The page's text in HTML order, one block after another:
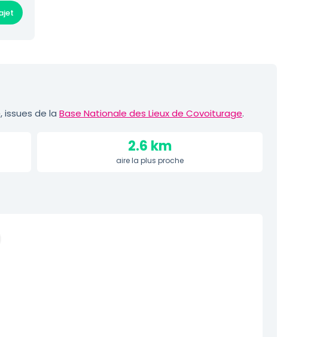
issues de la Base Nationale des Lieux de Covoiturage.
2.6 km
aire la plus proche